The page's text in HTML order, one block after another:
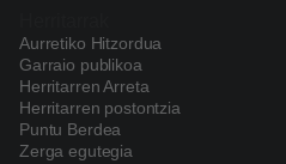
Aurretiko Hitzordua
Garraio publikoa
Herritarren Arreta
Herritarren postontzia
Puntu Berdea
Zerga egutegia